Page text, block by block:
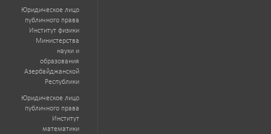
Юридическое лицо
публичного права
Институт физики
Министерства
науки и
образования
Азербайджанской
Республики
Юридическое лицо
публичного права
Институт
математики